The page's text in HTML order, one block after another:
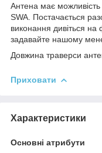
Антена має
SWA. Постачається
виконання дивіться
задавайте нашому
Довжина траверси
Приховати
Характеристики
Основні атрибути